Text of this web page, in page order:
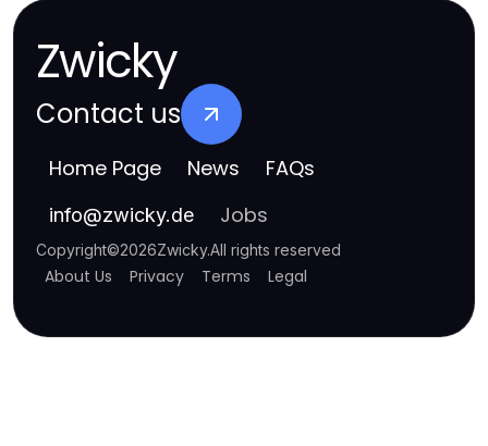
Zwicky
Contact us
Home Page News FAQs
info@zwicky.de Jobs
Copyright©2026Zwicky.All rights reserved
About Us Privacy Terms Legal